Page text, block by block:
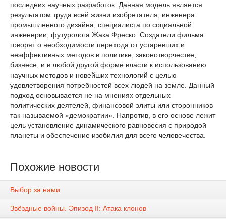
последних научных разработок. Данная модель является
результатом труда всей жизни изобретателя, инженера
промышленного дизайна, специалиста по социальной
инженерии, футуролога Жака Фреско. Создатели фильма
говорят о необходимости перехода от устаревших и
неэффективных методов в политике, законотворчестве,
бизнесе, и в любой другой форме власти к использованию
научных методов и новейших технологий с целью
удовлетворения потребностей всех людей на земле. Данный
подход основывается не на мнениях отдельных
политических деятелей, финансовой элиты или сторонников
так называемой «демократии». Напротив, в его основе лежит
цель установление динамического равновесия с природой
планеты и обеспечение изобилия для всего человечества.
Похожие новости
Выбор за нами
Звёздные войны. Эпизод II: Атака клонов